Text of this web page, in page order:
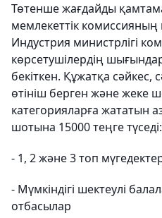
Төтенше жағдайды
мемлекеттік комиссияның
Индустрия министрлігі
көрсетушілердің
бекіткен. Құжатқа
өтініш берген және жеке
категорияларға жататын
шотына 15000 теңге түседі:
- 1, 2 және 3 топ
- Мүмкіндігі шектеулі
отбасылар